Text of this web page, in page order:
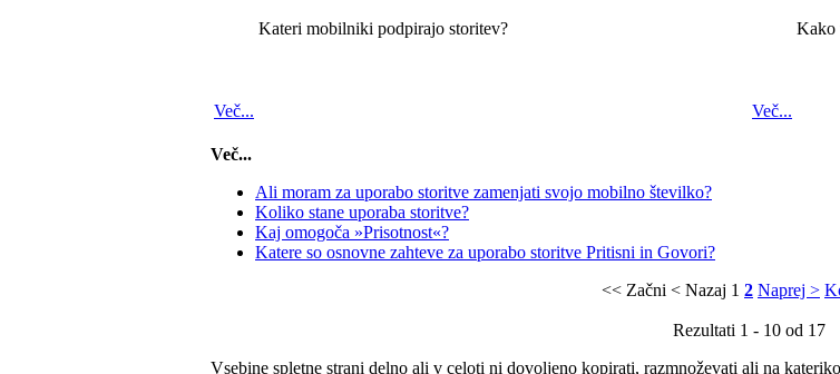
Kateri mobilniki podpirajo storitev?
Več...
Kako
Več...
Več...
Ali moram za uporabo storitve zamenjati svojo mobilno številko?
Koliko stane uporaba storitve?
Kaj omogoča »Prisotnost«?
Katere so osnovne zahteve za uporabo storitve Pritisni in Govori?
<< Začni < Nazaj 1 2 Naprej >
Rezultati 1 - 10 od 17
Vsebine spletne strani delno ali v celoti ni dovoljeno kopirati, razmnoževati ali na